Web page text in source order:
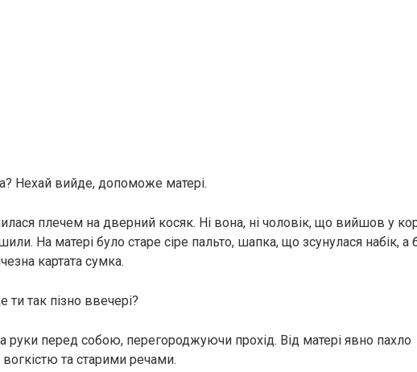
Нехай вийде, допоможе матері.
плечем на дверний косяк. Ні вона, ні чоловік, що вийшов у
На матері було старе сіре пальто, шапка, що зсунулася набік, а
картата сумка.
так пізно ввечері?
руки перед собою, перегороджуючи прохід. Від матері явно пахло
та старими речами.